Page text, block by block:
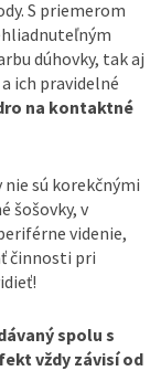
S priemerom
dúhovky, tak aj
ich pravidelné
na kontaktné
sú korekčnými
šošovky, v
videnie,
činnosti pri
spolu s
vždy závisí od